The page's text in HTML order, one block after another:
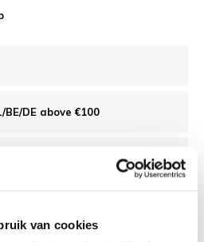
van cookies
DE above €100